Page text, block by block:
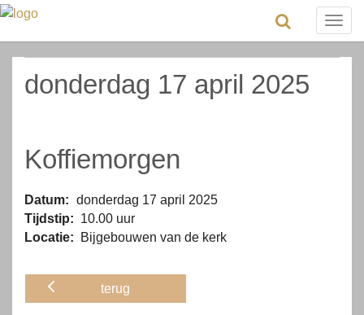
donderdag 17 april 2025
Koffiemorgen
Datum: donderdag 17 april 2025
Tijdstip: 10.00 uur
Locatie: Bijgebouwen van de kerk
terug